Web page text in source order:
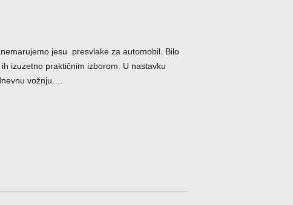
jesu presvlake za automobil. Bilo
izuzetno praktičnim izborom. U nastavku
vožnju.…